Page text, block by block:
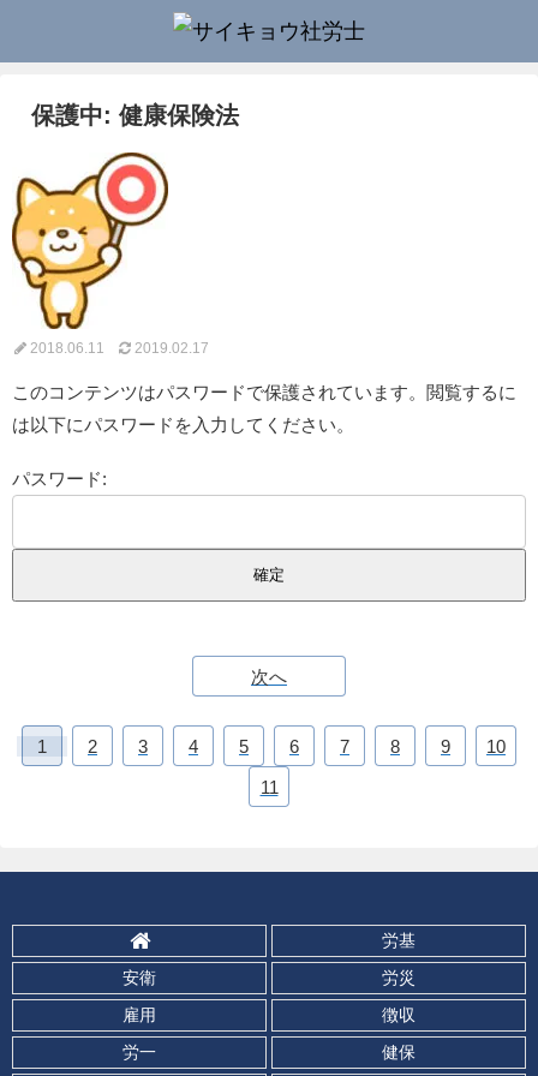
保護中: 健康保険法
2018.06.11 2019.02.17
このコンテンツはパスワードで保護されています。閲覧するに
は以下にパスワードを入力してください。
パスワード:
次へ
1 2 3 4 5 6 7 8 9
10
11
労基
安衛
労災
雇用
徴収
労一
健保